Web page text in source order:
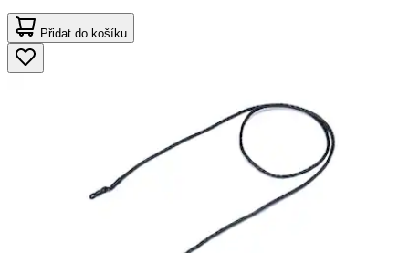
Přidat do košíku